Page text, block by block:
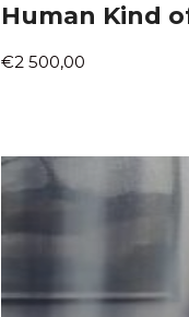
Human Kind
€2 500,00